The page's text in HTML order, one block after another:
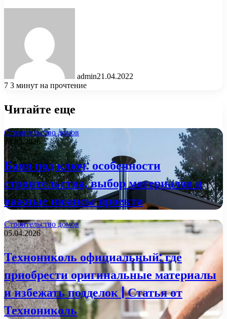
admin21.04.2022
7 3 минут на прочтение
Читайте еще
Строительство домов
13.05.2026
Баня под ключ: особенности
строительства, выбор материалов и
важные нюансы проекта
Строительство домов
05.04.2026
Технониколь официальный: где
приобрести оригинальные материалы
и избежать подделок | Статья от
Технониколь